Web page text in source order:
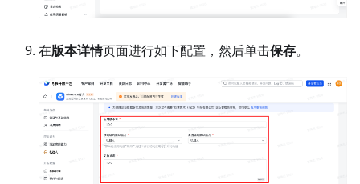
在版本详情页面进行如下配置，然后单击保存。